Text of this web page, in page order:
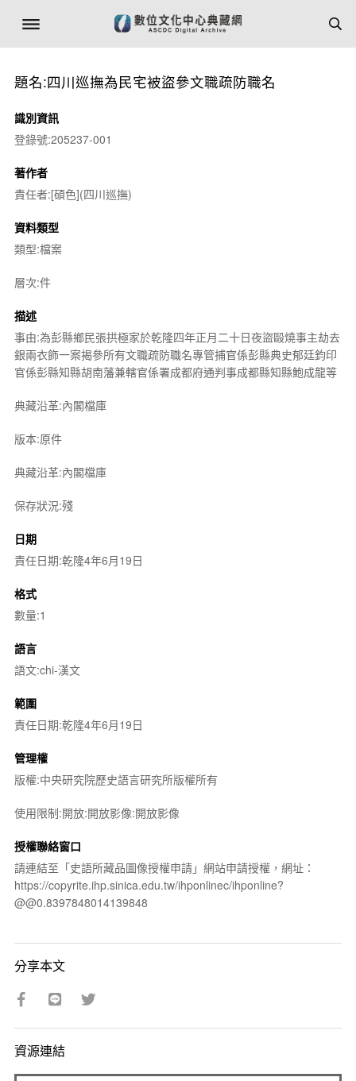
題名:四川巡撫為民宅被盜參文職疏防職名
識別資訊
登錄號:205237-001
著作者
責任者:[碩色](四川巡撫)
資料類型
類型:檔案
層次:件
描述
事由:為彭縣鄉民張拱極家於乾隆四年正月二十日夜盜毆燒事主劫去
銀兩衣飾一案揭參所有文職疏防職名專管捕官係彭縣典史郁廷鈞印
官係彭縣知縣胡南藩兼轄官係署成都府通判事成都縣知縣鮑成龍等
典藏沿革:內閣檔庫
版本:原件
典藏沿革:內閣檔庫
保存狀況:殘
日期
責任日期:乾隆4年6月19日
格式
數量:1
語言
語文:chi-漢文
範圍
責任日期:乾隆4年6月19日
管理權
版權:中央研究院歷史語言研究所版權所有
使用限制:開放:開放影像:開放影像
授權聯絡窗口
請連結至「史語所藏品圖像授權申請」網站申請授權，網址：
https://copyrite.ihp.sinica.edu.tw/ihponlinec/ihponline?
@@0.8397848014139848
分享本文
資源連結